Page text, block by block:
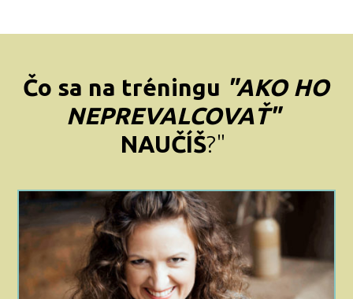
Čo sa na tréningu "AKO HO
NEPREVALCOVAŤ"
NAUČÍŠ?"